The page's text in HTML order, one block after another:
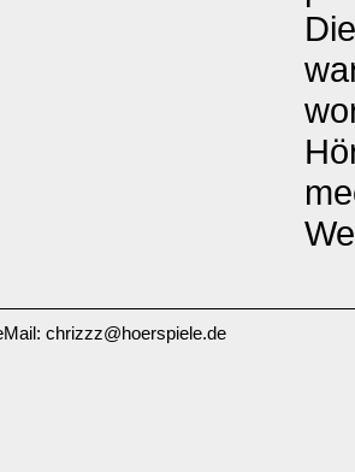
chrizzz@hoerspiele.de